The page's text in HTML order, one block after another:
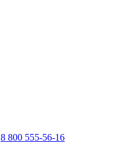
8 800 555-56-16